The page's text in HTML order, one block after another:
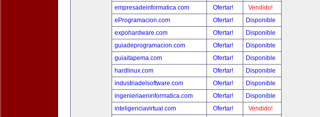
empresadeinformatica.com
Ofertar!
Vendido!
eProgramacion.com
Ofertar!
Disponible
expohardware.com
Ofertar!
Disponible
guiadeprogramacion.com
Ofertar!
Disponible
guiaitapema.com
Ofertar!
Disponible
hardlinux.com
Ofertar!
Disponible
industriadelsoftware.com
Ofertar!
Disponible
ingenieriaeninformatica.com
Ofertar!
Disponible
inteligenciavirtual.com
Ofertar!
Vendido!